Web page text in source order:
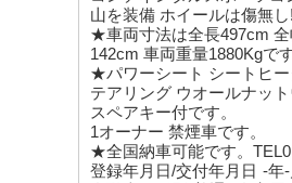
山を装備 ホイールは傷無し!
★車両寸法は全長497cm
142cm 車両重量1880Kgです
★パワーシート シートヒー
テアリング ウオールナッ
スペアキー付です。
1オーナー 禁煙車です。
★全国納車可能です。TEL0
登録年月日/交付年月日 -年